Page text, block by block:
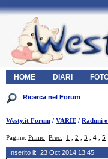
HOME DIARI
Westy.it Forum / VARIE / Raduni
Pagine: Primo Prec. 1 2 3 4 5
Inserito il: 23 Oct 2014 13:45